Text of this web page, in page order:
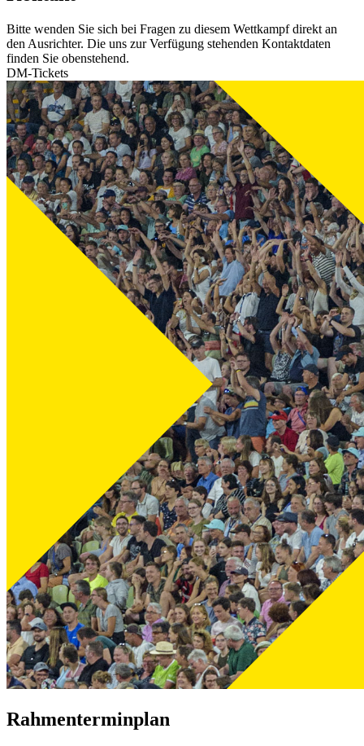
Bitte wenden Sie sich bei Fragen zu diesem Wettkampf direkt an
den Ausrichter. Die uns zur Verfügung stehenden Kontaktdaten
finden Sie obenstehend.
DM-Tickets
Rahmenterminplan